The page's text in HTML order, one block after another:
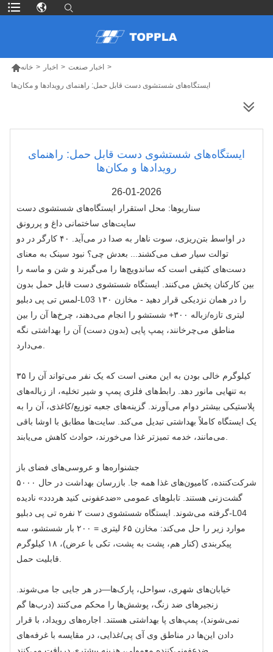
خانه > اخبار > اخبار صنعت >
ایستگاه‌های شستشوی دست قابل حمل: راهنمای رویدادها و مکان‌ها
ایستگاه‌های شستشوی دست قابل حمل: راهنمای
رویدادها و مکان‌ها
26-01-2026
سناریوها: محل استقرار ایستگاه‌های شستشوی دست
سایت‌های ساختمانی داغ و پررونق
در اواسط بتن‌ریزی، سوت ناهار به صدا در می‌آید. ۴۰ کارگر در دو
توالت سیار صف می‌کشند... بعدش چی؟ نبود سینک به معنای
دست‌های کثیفی است که ساندویچ‌ها را می‌گیرند و شن و ماسه را
بین کارکنان پخش می‌کنند. ایستگاه شستشوی دست قابل حمل بدون
لمس تی پی دبلیو-L03 را در همان نزدیکی قرار دهید - مخازن ۱۳۰
لیتری تازه/زباله ۳۰۰+ شستشو را انجام می‌دهند، چرخ‌ها آن را بین
مناطق می‌چرخانند، پمپ پایی (بدون دست) آن را بهداشتی نگه
۳۵ کیلوگرم خالی بودن به این معنی است که یک نفر می‌تواند آن را
به تنهایی مانور دهد. رابط‌های فلزی پمپ و شیر تخلیه، از زباله‌های
پلاستیکی بیشتر دوام می‌آورند. گزینه‌های جعبه توزیع/کاغذی، آن را به
یک ایستگاه کاملاً بهداشتی تبدیل می‌کند. سایت‌ها مطابق با اوشا باقی
جشنواره‌ها و عروسی‌های فضای باز
۵۰۰۰ شرکت‌کننده، کامیون‌های غذا همه جا. بازرسان بهداشت در حال
گشت‌زنی هستند. تابلوهای عمومی «ضدعفونی کنید هرددد» نادیده
گرفته می‌شوند. ایستگاه شستشوی دست ۲ نفره تی پی دبلیو-L04
موارد زیر را حل می‌کند: مخازن ۶۵ لیتری = ۲۰۰ بار شستشو، سه
پیکربندی (کنار هم، پشت به پشت، تکی با عرض)، ۱۸ کیلوگرم
خیابان‌های شهری، سواحل، پارک‌ها—در هر جایی جا می‌شوند.
زنجیرهای ضد زنگ، پوشش‌ها را محکم می‌کنند (درب‌ها گم
نمی‌شوند)، پمپ‌های پا بهداشتی هستند. اجاره‌های رویداد، با قرار
دادن این‌ها در مناطق وی آی پی/غذایی، در مقایسه با غرفه‌های